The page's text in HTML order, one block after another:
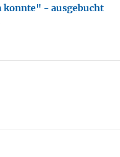
konnte" - ausgebucht